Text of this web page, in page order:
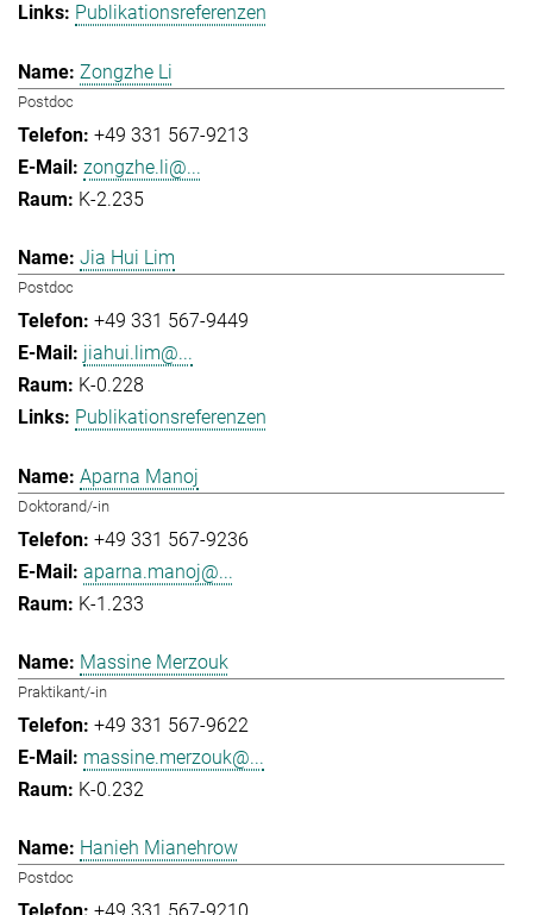
Publikationsreferenzen
Zongzhe Li
Postdoc
+49 331 567-9213
zongzhe.li@...
K-2.235
Jia Hui Lim
Postdoc
+49 331 567-9449
jiahui.lim@...
K-0.228
Publikationsreferenzen
Aparna Manoj
Doktorand/-in
+49 331 567-9236
aparna.manoj@...
K-1.233
Massine Merzouk
Praktikant/-in
+49 331 567-9622
massine.merzouk@...
K-0.232
Hanieh Mianehrow
Postdoc